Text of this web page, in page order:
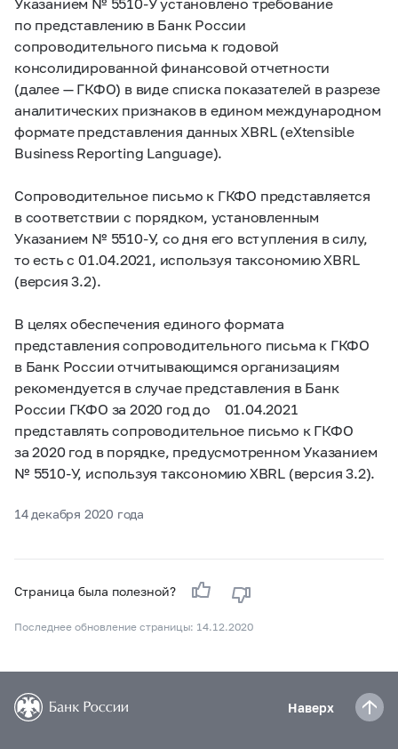
по представлению в Банк России
сопроводительного письма к годовой
консолидированной финансовой отчетности
(далее — ГКФО) в виде списка показателей в разрезе
аналитических признаков в едином международном
формате представления данных XBRL (eXtensible
Business Reporting Language).
Сопроводительное письмо к ГКФО представляется
в соответствии с порядком, установленным
Указанием № 5510-У, со дня его вступления в силу,
то есть с 01.04.2021, используя таксономию XBRL
(версия 3.2).
В целях обеспечения единого формата
представления сопроводительного письма к ГКФО
в Банк России отчитывающимся организациям
рекомендуется в случае представления в Банк
России ГКФО за 2020 год до 01.04.2021
представлять сопроводительное письмо к ГКФО
за 2020 год в порядке, предусмотренном Указанием
№ 5510-У, используя таксономию XBRL (версия 3.2).
14 декабря 2020 года
Страница была полезной?
Последнее обновление страницы: 14.12.2020
Наверх